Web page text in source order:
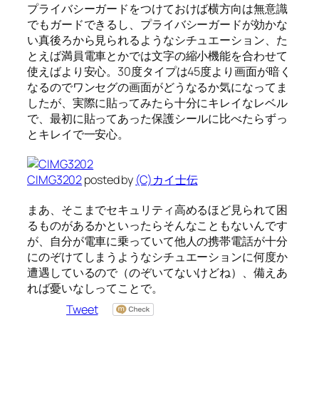
プライバシーガードをつけておけば横方向は無意識
でもガードできるし、プライバシーガードが効かな
い真後ろから見られるようなシチュエーション、た
とえば満員電車とかでは文字の縮小機能を合わせて
使えばより安心。30度タイプは45度より画面が暗く
なるのでワンセグの画面がどうなるか気になってま
したが、実際に貼ってみたら十分にキレイなレベル
で、最初に貼ってあった保護シールに比べたらずっ
とキレイで一安心。
CIMG3202posted by (C)カイ士伝
まあ、そこまでセキュリティ高めるほど見られて困
るものがあるかといったらそんなこともないんです
が、自分が電車に乗っていて他人の携帯電話が十分
にのぞけてしまうようなシチュエーションに何度か
遭遇しているので（のぞいてないけどね）、備えあ
れば憂いなしってことで。
Tweet